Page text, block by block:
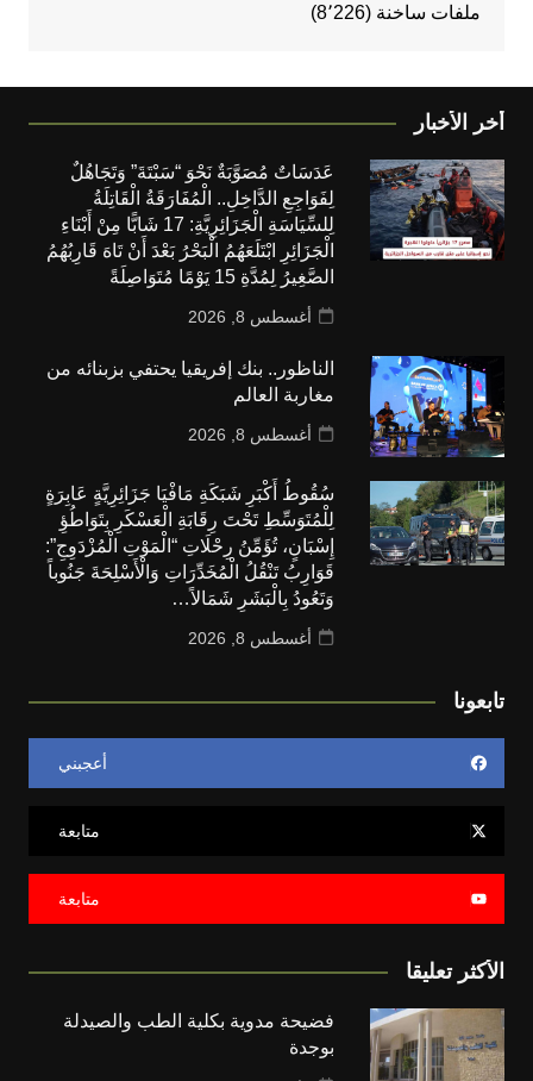
ملفات ساخنة (8٬226)
أخر الأخبار
عَدَسَاتٌ مُصَوَّبَةٌ نَحْوَ “سَبْتَةَ” وَتَجَاهُلٌ
لِفَوَاجِعِ الدَّاخِلِ.. الْمُفَارَقَةُ الْقَاتِلَةُ
لِلسِّيَاسَةِ الْجَزَائِرِيَّةِ: 17 شَابًّا مِنْ أَبْنَاءِ
الْجَزَائِرِ ابْتَلَعَهُمُ الْبَحْرُ بَعْدَ أَنْ تَاهَ قَارِبُهُمُ
الصَّغِيرُ لِمُدَّةِ 15 يَوْمًا مُتَوَاصِلَةً
أغسطس 8, 2026
الناظور.. بنك إفريقيا يحتفي بزبنائه من
مغاربة العالم
أغسطس 8, 2026
سُقُوطُ أَكْبَرِ شَبَكَةِ مَافْيَا جَزَائِرِيَّةٍ عَابِرَةٍ
لِلْمُتَوَسِّطِ تَحْتَ رِقَابَةِ الْعَسْكَرِ بِتَوَاطُؤِ
إِسْبَانٍ، تُؤَمِّنُ رِحْلَاتِ “الْمَوْتِ الْمُزْدَوِجِ”:
قَوَارِبُ تَنْقُلُ الْمُخَدِّرَاتِ وَالْأَسْلِحَةَ جَنُوباً
وَتَعُودُ بِالْبَشَرِ شَمَالاً…
أغسطس 8, 2026
تابعونا
أعجبني
متابعة
متابعة
الأكثر تعليقا
فضيحة مدوية بكلية الطب والصيدلة
بوجدة